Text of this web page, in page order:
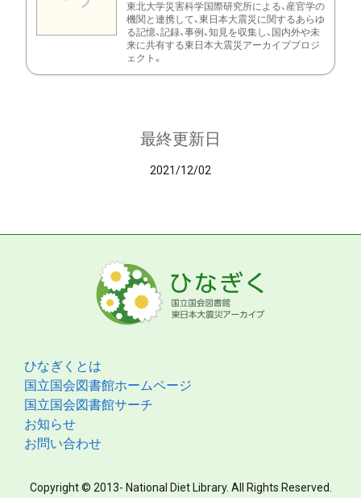
東北大学災害科学国際研究所による、産官学の
機関と連携して、東日本大震災に関するあらゆ
る記憶、記録、事例、知見を収集し、国内外や未
来に共有する東日本大震災アーカイブプロジ
ェクト。
最終更新日
2021/12/02
ひなぎくとは
国立国会図書館ホームページ
国立国会図書館サーチ
お知らせ
お問い合わせ
Copyright © 2013- National Diet Library. All Rights Reserved.